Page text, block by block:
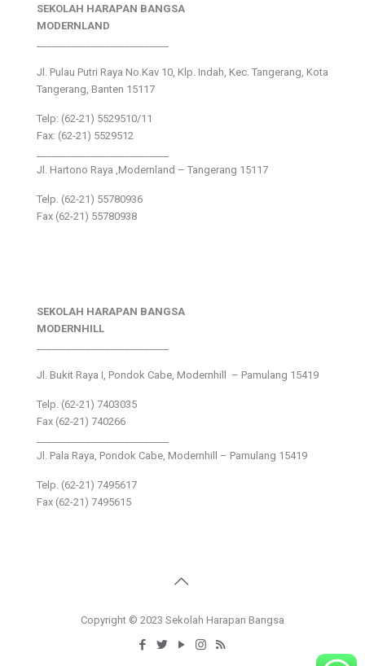
SEKOLAH HARAPAN BANGSA
MODERNLAND
Jl. Pulau Putri Raya No.Kav 10, Klp. Indah, Kec. Tangerang, Kota
Tangerang, Banten 15117
Telp: (62-21) 5529510/11
Fax: (62-21) 5529512
Jl. Hartono Raya ,Modernland – Tangerang 15117
Telp. (62-21) 55780936
Fax (62-21) 55780938
SEKOLAH HARAPAN BANGSA
MODERNHILL
Jl. Bukit Raya I, Pondok Cabe, Modernhill – Pamulang 15419
Telp. (62-21) 7403035
Fax (62-21) 740266
Jl. Pala Raya, Pondok Cabe, Modernhill – Pamulang 15419
Telp. (62-21) 7495617
Fax (62-21) 7495615
Copyright © 2023 Sekolah Harapan Bangsa